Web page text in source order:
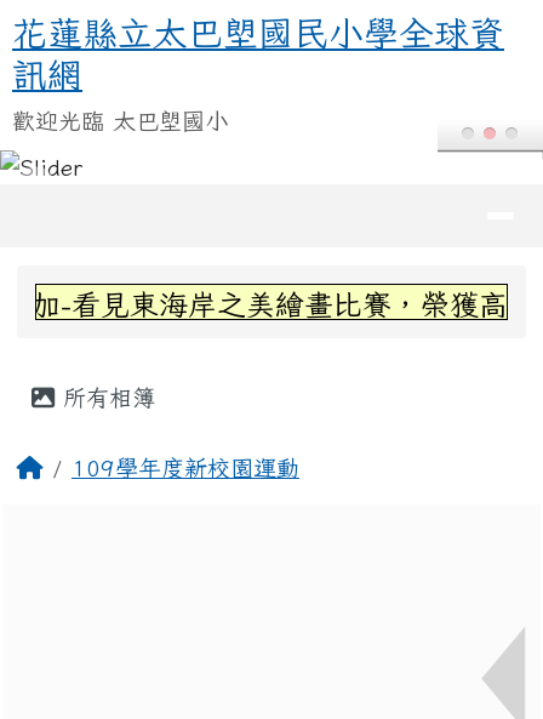
跳至主內容區
花蓮縣立太巴塱國民小學全球資訊
花蓮縣立太巴塱國民小學全球資
訊網
歡迎光臨 太巴塱國小
上中區域內容
-看見東海岸之美繪畫比賽，榮獲高年
所有相簿
回首頁109學年度新校園運動